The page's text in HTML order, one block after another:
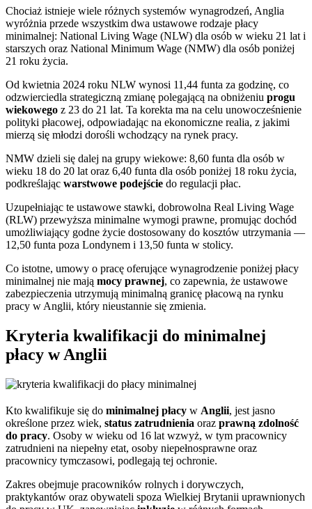
Chociaż istnieje wiele różnych systemów wynagrodzeń, Anglia
wyróżnia przede wszystkim dwa ustawowe rodzaje płacy
minimalnej: National Living Wage (NLW) dla osób w wieku 21 lat i
starszych oraz National Minimum Wage (NMW) dla osób poniżej
21 roku życia.
Od kwietnia 2024 roku NLW wynosi 11,44 funta za godzinę, co
odzwierciedla strategiczną zmianę polegającą na obniżeniu progu
wiekowego z 23 do 21 lat. Ta korekta ma na celu unowocześnienie
polityki płacowej, odpowiadając na ekonomiczne realia, z jakimi
mierzą się młodzi dorośli wchodzący na rynek pracy.
NMW dzieli się dalej na grupy wiekowe: 8,60 funta dla osób w
wieku 18 do 20 lat oraz 6,40 funta dla osób poniżej 18 roku życia,
podkreślając warstwowe podejście do regulacji płac.
Uzupełniając te ustawowe stawki, dobrowolna Real Living Wage
(RLW) przewyższa minimalne wymogi prawne, promując dochód
umożliwiający godne życie dostosowany do kosztów utrzymania —
12,50 funta poza Londynem i 13,50 funta w stolicy.
Co istotne, umowy o pracę oferujące wynagrodzenie poniżej płacy
minimalnej nie mają mocy prawnej, co zapewnia, że ustawowe
zabezpieczenia utrzymują minimalną granicę płacową na rynku
pracy w Anglii, który nieustannie się zmienia.
Kryteria kwalifikacji do minimalnej
płacy w Anglii
Kto kwalifikuje się do minimalnej płacy w Anglii, jest jasno
określone przez wiek, status zatrudnienia oraz prawną zdolność
do pracy. Osoby w wieku od 16 lat wzwyż, w tym pracownicy
zatrudnieni na niepełny etat, osoby niepełnosprawne oraz
pracownicy tymczasowi, podlegają tej ochronie.
Zakres obejmuje pracowników rolnych i dorywczych,
praktykantów oraz obywateli spoza Wielkiej Brytanii uprawnionych